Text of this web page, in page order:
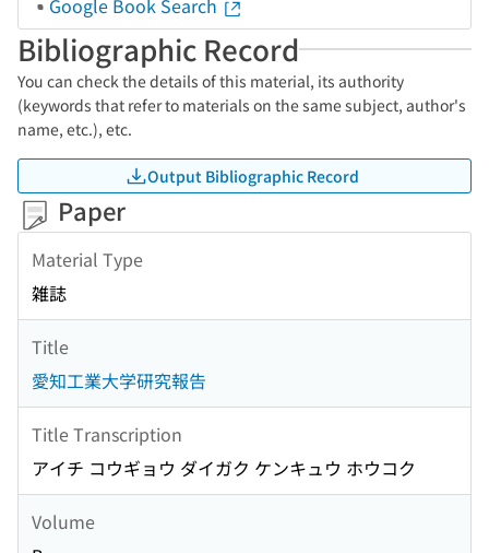
Google Book Search
Bibliographic Record
You can check the details of this material, its authority
(keywords that refer to materials on the same subject, author's
name, etc.), etc.
Output Bibliographic Record
Paper
Material Type
雑誌
Title
愛知工業大学研究報告
Title Transcription
アイチ コウギョウ ダイガク ケンキュウ ホウコク
Volume